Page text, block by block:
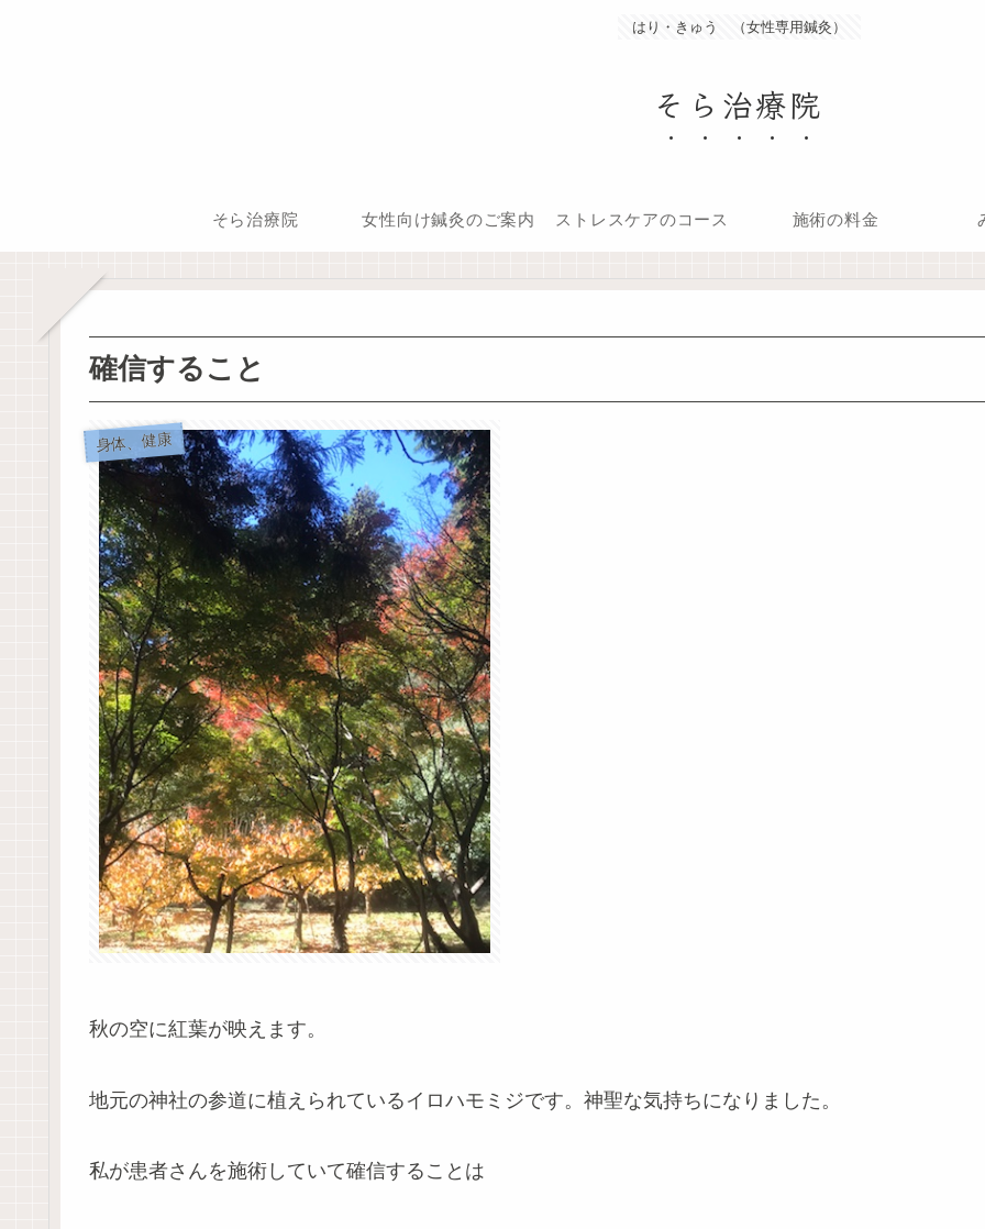
はり・きゅう （女性専用鍼灸）
そら治療院
そら治療院 女性向け鍼灸のご案内 ストレスケアのコース 施術の料金
確信すること
身体、健康
秋の空に紅葉が映えます。
地元の神社の参道に植えられているイロハモミジです。神聖な気持ちになりました。
私が患者さんを施術していて確信することは